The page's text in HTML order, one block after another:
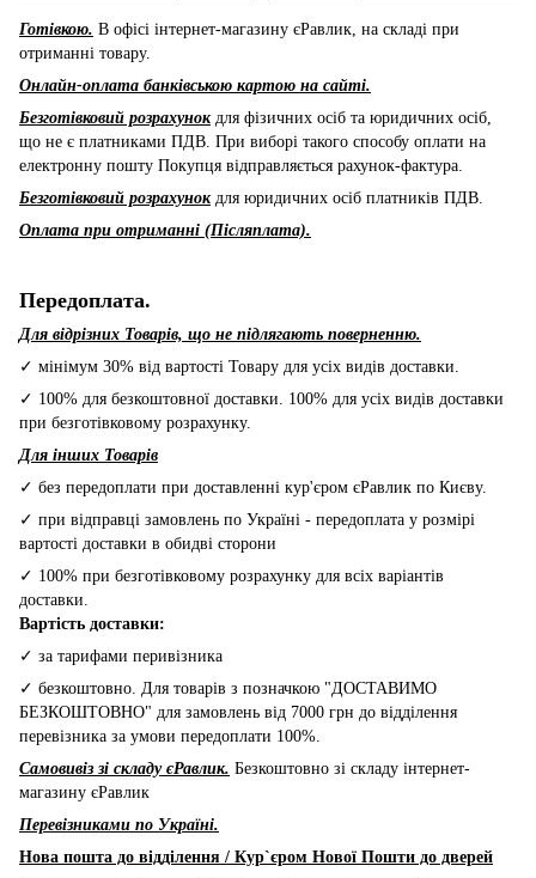
Готівкою. В офісі інтернет-магазину єРавлик, на складі при
отриманні товару.
Онлайн-оплата банківською картою на сайті.
Безготівковий розрахунокдля фізичних осіб та юридичних осіб,
що не є платниками ПДВ. При виборі такого способу оплати на
електронну пошту Покупця відправляється рахунок-фактура.
Безготівковий розрахунокдля юридичних осіб платників ПДВ.
Оплата при отриманні (Післяплата).
Передоплата.
Для відрізних Товарів, що не підлягають поверненню.
✓ мінімум 30% від вартості Товару для усіх видів доставки.
✓ 100% для безкоштовної доставки. 100% для усіх видів доставки
при безготівковому розрахунку.
Для інших Товарів
✓ без передоплати при доставленні кур'єром єРавлик по Києву.
✓ при відправці замовлень по Україні - передоплата у розмірі
вартості доставки в обидві сторони
✓ 100% при безготівковому розрахунку для всіх варіантів
доставки.
Вартість доставки:
✓ за тарифами перивізника
✓ безкоштовно. Для товарів з позначкою "ДОСТАВИМО
БЕЗКОШТОВНО" для замовлень від 7000 грн до відділення
перевізника за умови передоплати 100%.
Самовивіз зі складу єРавлик. Безкоштовно зі складу інтернет-
магазину єРавлик
Перевізниками по Україні.
Нова пошта до відділення / Кур`єром Нової Пошти до дверей